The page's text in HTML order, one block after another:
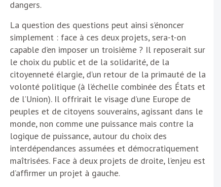
dangers.
La question des questions peut ainsi s’énoncer
simplement : face à ces deux projets, sera-t-on
capable d’en imposer un troisième ? Il reposerait sur
le choix du public et de la solidarité, de la
citoyenneté élargie, d’un retour de la primauté de la
volonté politique (à l’échelle combinée des États et
de l’Union). Il offrirait le visage d’une Europe de
peuples et de citoyens souverains, agissant dans le
monde, non comme une puissance mais contre la
logique de puissance, autour du choix des
interdépendances assumées et démocratiquement
maîtrisées. Face à deux projets de droite, l’enjeu est
d’affirmer un projet à gauche.